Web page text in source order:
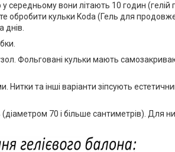
середньому вони літають 10 годин (гелій
обробити кульки Koda (Гель для
днів.
Фольговані кульки мають
та інші варіанти зіпсують
70 і більше сантиметрів). Для